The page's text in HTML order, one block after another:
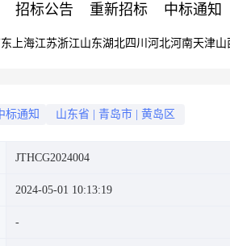
招标公告 重新招标 中标通知
上海江苏浙江山东湖北四川 河北河南天津山
标通知 山东省 青岛市 黄岛区
JTHCG2024004
2024-05-01 10:13:19